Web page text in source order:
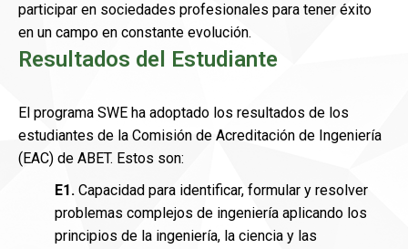
participar en sociedades profesionales para tener éxito
en un campo en constante evolución.
Resultados del Estudiante
El programa SWE ha adoptado los resultados de los
estudiantes de la Comisión de Acreditación de Ingeniería
(EAC) de ABET. Estos son:
E1. Capacidad para identificar, formular y resolver
problemas complejos de ingeniería aplicando los
principios de la ingeniería, la ciencia y las